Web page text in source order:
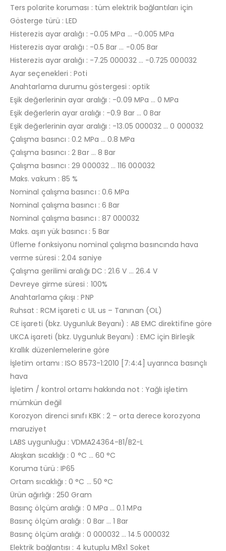
Ters polarite koruması : tüm elektrik bağlantıları için
Gösterge türü : LED
Histerezis ayar aralığı : -0.05 MPa … -0.005 MPa
Histerezis ayar aralığı : -0.5 Bar … -0.05 Bar
Histerezis ayar aralığı : -7.25 000032 … -0.725 000032
Ayar seçenekleri : Poti
Anahtarlama durumu göstergesi : optik
Eşik değerlerinin ayar aralığı : -0.09 MPa … 0 MPa
Eşik değerlerin ayar aralığı : -0.9 Bar … 0 Bar
Eşik değerlerinin ayar aralığı : -13.05 000032 … 0 000032
Çalışma basıncı : 0.2 MPa … 0.8 MPa
Çalışma basıncı : 2 Bar … 8 Bar
Çalışma basıncı : 29 000032 … 116 000032
Maks. vakum : 85 %
Nominal çalışma basıncı : 0.6 MPa
Nominal çalışma basıncı : 6 Bar
Nominal çalışma basıncı : 87 000032
Maks. aşırı yük basıncı : 5 Bar
Üfleme fonksiyonu nominal çalışma basıncında hava
verme süresi : 2.04 saniye
Çalışma gerilimi aralığı DC : 21.6 V … 26.4 V
Devreye girme süresi : 100%
Anahtarlama çıkışı : PNP
Ruhsat : RCM işareti c UL us – Tanınan (OL)
CE işareti (bkz. Uygunluk Beyanı) : AB EMC direktifine göre
UKCA işareti (bkz. Uygunluk Beyanı) : EMC için Birleşik
Krallık düzenlemelerine göre
İşletim ortamı : ISO 8573-1:2010 [7:4:4] uyarınca basınçlı
hava
İşletim / kontrol ortamı hakkında not : Yağlı işletim
mümkün değil
Korozyon direnci sınıfı KBK : 2 – orta derece korozyona
maruziyet
LABS uygunluğu : VDMA24364-B1/B2-L
Akışkan sıcaklığı : 0 °C … 60 °C
Koruma türü : IP65
Ortam sıcaklığı : 0 °C … 50 °C
Ürün ağırlığı : 250 Gram
Basınç ölçüm aralığı : 0 MPa … 0.1 MPa
Basınç ölçüm aralığı : 0 Bar … 1 Bar
Basınç ölçüm aralığı : 0 000032 … 14.5 000032
Elektrik bağlantısı : 4 kutuplu M8x1 Soket